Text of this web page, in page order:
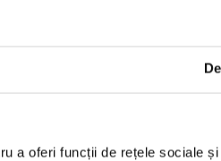
a oferi funcții de rețele sociale
in exterior si au nevoie de